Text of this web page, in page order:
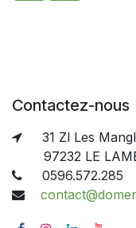
Contactez-nous
31 Zl Les
97232 LE
0596.572.285